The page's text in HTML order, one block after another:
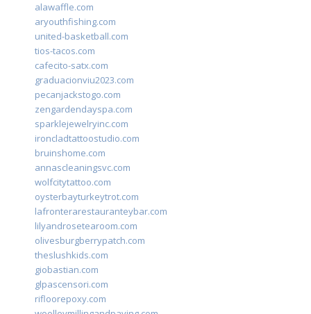
alawaffle.com
aryouthfishing.com
united-basketball.com
tios-tacos.com
cafecito-satx.com
graduacionviu2023.com
pecanjackstogo.com
zengardendayspa.com
sparklejewelryinc.com
ironcladtattoostudio.com
bruinshome.com
annascleaningsvc.com
wolfcitytattoo.com
oysterbayturkeytrot.com
lafronterarestauranteybar.com
lilyandrosetearoom.com
olivesburgberrypatch.com
theslushkids.com
giobastian.com
glpascensori.com
rifloorepoxy.com